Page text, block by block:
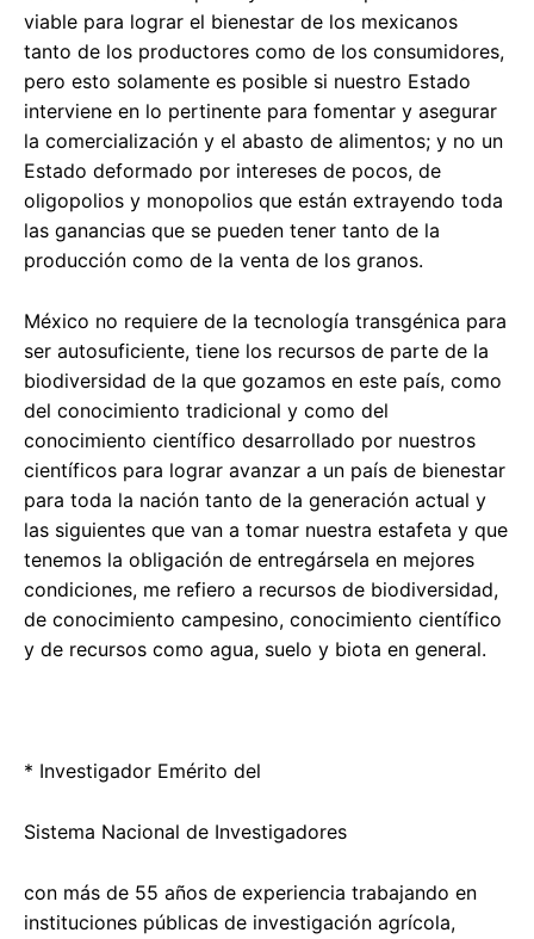
viable para lograr el bienestar de los mexicanos
tanto de los productores como de los consumidores,
pero esto solamente es posible si nuestro Estado
interviene en lo pertinente para fomentar y asegurar
la comercialización y el abasto de alimentos; y no un
Estado deformado por intereses de pocos, de
oligopolios y monopolios que están extrayendo toda
las ganancias que se pueden tener tanto de la
producción como de la venta de los granos.
México no requiere de la tecnología transgénica para
ser autosuficiente, tiene los recursos de parte de la
biodiversidad de la que gozamos en este país, como
del conocimiento tradicional y como del
conocimiento científico desarrollado por nuestros
científicos para lograr avanzar a un país de bienestar
para toda la nación tanto de la generación actual y
las siguientes que van a tomar nuestra estafeta y que
tenemos la obligación de entregársela en mejores
condiciones, me refiero a recursos de biodiversidad,
de conocimiento campesino, conocimiento científico
y de recursos como agua, suelo y biota en general.
* Investigador Emérito del
Sistema Nacional de Investigadores
con más de 55 años de experiencia trabajando en
instituciones públicas de investigación agrícola,